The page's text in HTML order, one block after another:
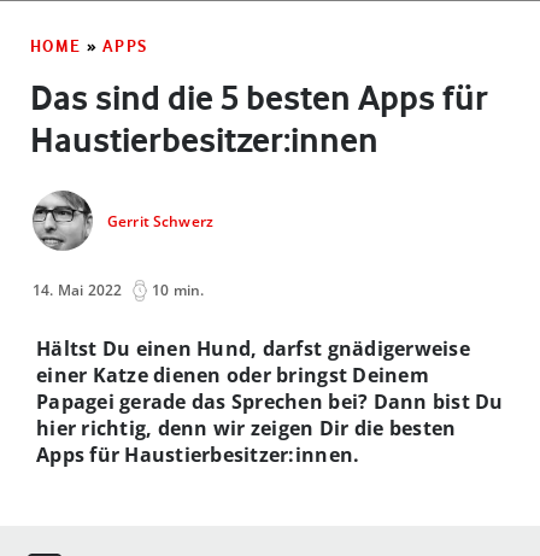
HOME » APPS
Das sind die 5 besten Apps für
Haustierbesitzer:innen
Gerrit Schwerz
14. Mai 2022 10 min.
Hältst Du einen Hund, darfst gnädigerweise
einer Katze dienen oder bringst Deinem
Papagei gerade das Sprechen bei? Dann bist Du
hier richtig, denn wir zeigen Dir die besten
Apps für Haustierbesitzer:innen.